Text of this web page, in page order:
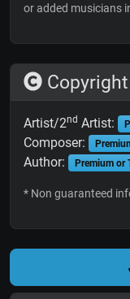
or added musicians
Copyright
Artist/2nd Artist:
Composer:
Author: Premium or
* Non guaranteed